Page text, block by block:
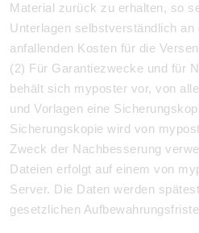
Material zurück zu erhalten, so
Unterlagen selbstverständlich
anfallenden Kosten für die
(2) Für Garantiezwecke und für
behält sich myposter vor, von
und Vorlagen eine
Sicherungskopie wird von
Zweck der Nachbesserung
Dateien erfolgt auf einem von
Server. Die Daten werden
gesetzlichen